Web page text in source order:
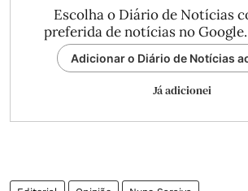
Escolha o Diário de Notícias
preferida de notícias no Google.
Adicionar o Diário de Notícias
Já adicionei